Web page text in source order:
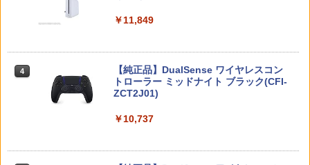
チ ライト 任天堂 ニンテンドー 保護 カバ
itch2 コントローラー 最新モデル 最新フ
h コントローラー ワイヤレスコントロー
ロフリーク PS5 PS4 NSpro FPS 高さ調
無料】Playstation 5特許取得済み 日本
製 しまリス堂
￥3,490
Thunderbolt Fantasy 東離劍遊紀4 4(完
￥6,436
「劇場版 あの日見た花の名前を僕達はま
常版)【4K ULTRA HD】 [ 超平和バスタ
ーズ ]
4
ニンテンドープリペイド番号 9000円|オ
ンラインコード版
￥11,849
4
【純正品】DualSense ワイヤレスコン
トローラー ミッドナイト ブラック(CFI-
ZCT2J01)
￥10,737